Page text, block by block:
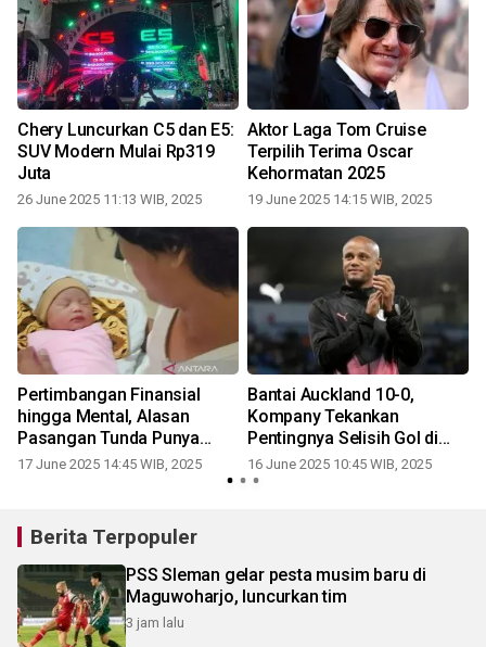
Chery Luncurkan C5 dan E5:
SUV Modern Mulai Rp319
Juta
26 June 2025 11:13 WIB, 2025
Aktor Laga Tom Cruise
Terpilih Terima Oscar
Kehormatan 2025
19 June 2025 14:15 WIB, 2025
Pertimbangan Finansial
hingga Mental, Alasan
Pasangan Tunda Punya
Anak
17 June 2025 14:45 WIB, 2025
Bantai Auckland 10-0,
Kompany Tekankan
Pentingnya Selisih Gol di
Grup Berat
16 June 2025 10:45 WIB, 2025
Berita Terpopuler
PSS Sleman gelar pesta musim baru di
Maguwoharjo, luncurkan tim
3 jam lalu